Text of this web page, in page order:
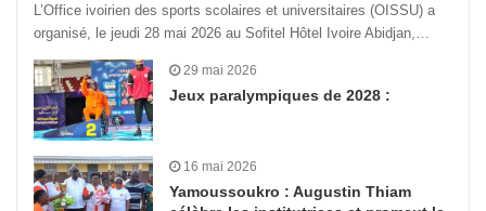
L’Office ivoirien des sports scolaires et universitaires (OISSU) a
organisé, le jeudi 28 mai 2026 au Sofitel Hôtel Ivoire Abidjan,…
29 mai 2026
Jeux paralympiques de 2028 :
16 mai 2026
Yamoussoukro : Augustin Thiam